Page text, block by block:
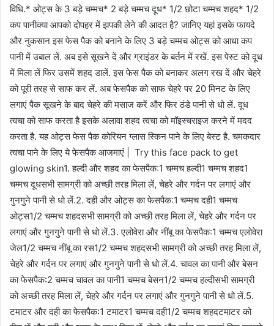
विधि.* ओट्स के 3 बड़े चम्मच* 2 बड़े चम्मच दूध* 1/2 छोटा चम्मच शहद* 1/2
कप पानीक्या आपको दोपहर में झपकी लेने की आदत है? जानिए यहां इसके फायदे
और नुकसान इस फेस पैक को बनाने के लिए 3 बड़े चम्मच ओट्स को आधा कप
पानी में उबाल लें. अब इसे सूखने दें और ग्राइंडर के बर्तन में रखें. इस पेस्ट को दूध
में मिला लें फिर उसमें शहद डालें. इस फेस पैक को बनाकर अलग रख दें और चेहरे
को पूरी तरह से साफ कर लें. अब फेसपैक को साफ चेहरे पर 20 मिनट के लिए
लगाएं पैक सूखने के बाद चेहरे की मसाज करें और फिर ठंडे पानी से धो लें. दूध
त्वचा को साफ करता है इसके अलावा शहद त्वचा को मॉइस्चराइज करने में मदद
करता है. यह ओट्स फेस पैक कोरियन ग्लास स्किन पाने के लिए बेस्ट है. चमकदार
त्वचा पाने के लिए ये फेसपैक आजमाएं | Try this face pack to get
glowing skin1. हल्दी और शहद का फेसपैक:1 चम्मच हल्दी1 चम्मच शहद1
चम्मच दूधसभी सामग्री को अच्छी तरह मिला लें, चेहरे और गर्दन पर लगाएं और
गुनगुने पानी से धो लें.2. दही और ओट्स का फेसपैक:1 चम्मच दही1 चम्मच
ओट्स1/2 चम्मच शहदसभी सामग्री को अच्छी तरह मिला लें, चेहरे और गर्दन पर
लगाएं और गुनगुने पानी से धो लें.3. एलोवेरा और नींबू का फेसपैक:1 चम्मच एलोवेरा
जेल1/2 चम्मच नींबू का रस1/2 चम्मच शहदसभी सामग्री को अच्छी तरह मिला लें,
चेहरे और गर्दन पर लगाएं और गुनगुने पानी से धो लें.4. चावल का पानी और बेसन
का फेसपैक:2 चम्मच चावल का पानी1 चम्मच बेसन1/2 चम्मच हल्दीसभी सामग्री
को अच्छी तरह मिला लें, चेहरे और गर्दन पर लगाएं और गुनगुने पानी से धो लें.5.
टमाटर और दही का फेसपैक:1 टमाटर1 चम्मच दही1/2 चम्मच शहदटमाटर को